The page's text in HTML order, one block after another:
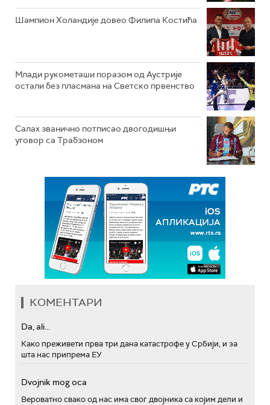
Шампион Холандије довео Филипа Костића
Млади рукометаши поразом од Аустрије
остали без пласмана на Светско првенство
Салах званично потписао двогодишњи
уговор са Трабзоном
КОМЕНТАРИ
Da, ali...
Како преживети прва три дана катастрофе у Србији, и за
шта нас припрема ЕУ
Dvojnik mog oca
Вероватно свако од нас има свог двојника са којим дели и